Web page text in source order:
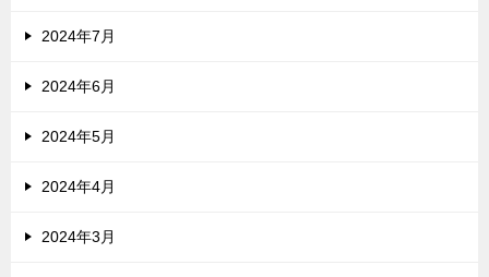
2024年7月
2024年6月
2024年5月
2024年4月
2024年3月